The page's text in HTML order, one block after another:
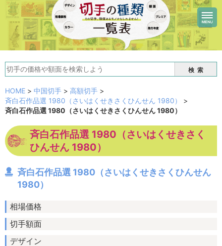
検索
HOME > 中国切手 > 高額切手 >
斉白石作品選 1980（さいはくせきさくひんせん 1980）
>
斉白石作品選 1980（さいはくせきさくひんせん 1980）
斉白石作品選 1980（さいはくせきさく
ひんせん 1980）
斉白石作品選 1980（さいはくせきさくひんせん
1980）
相場価格
切手額面
デザイン